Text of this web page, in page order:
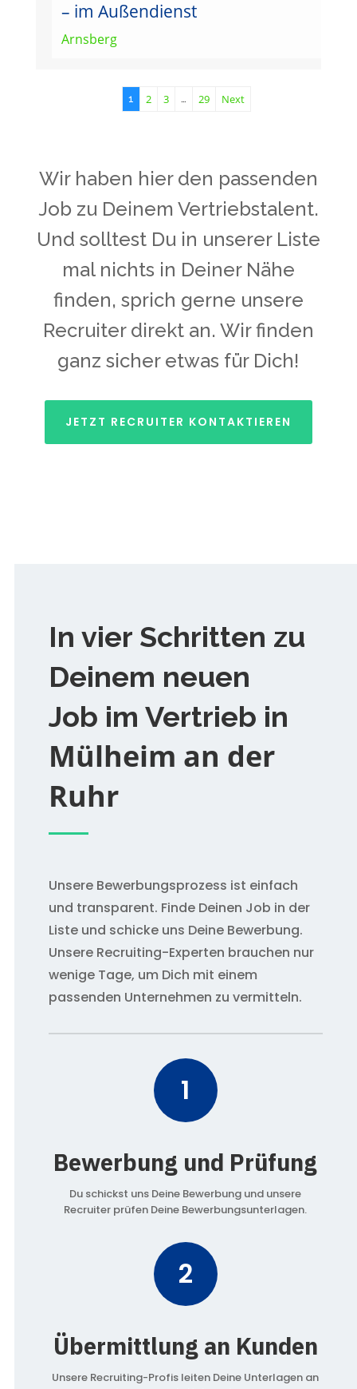
– im Außendienst
Arnsberg
1 2 3 … 29 Next
Wir haben hier den passenden
Job zu Deinem Vertriebstalent.
Und solltest Du in unserer Liste
mal nichts in Deiner Nähe
finden, sprich gerne unsere
Recruiter direkt an. Wir finden
ganz sicher etwas für Dich!
JETZT RECRUITER KONTAKTIEREN
In vier Schritten zu
Deinem neuen
Job im Vertrieb in
Mülheim an der
Ruhr
Unsere Bewerbungsprozess ist einfach
und transparent. Finde Deinen Job in der
Liste und schicke uns Deine Bewerbung.
Unsere Recruiting-Experten brauchen nur
wenige Tage, um Dich mit einem
passenden Unternehmen zu vermitteln.
1
Bewerbung und Prüfung
Du schickst uns Deine Bewerbung und unsere
Recruiter prüfen Deine Bewerbungsunterlagen.
2
Übermittlung an Kunden
Unsere Recruiting-Profis leiten Deine Unterlagen an